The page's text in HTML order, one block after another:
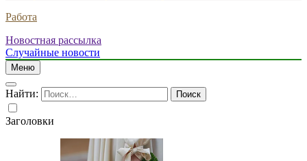
Работа
Новостная рассылка
Случайные новости
Меню
Найти:
Заголовки